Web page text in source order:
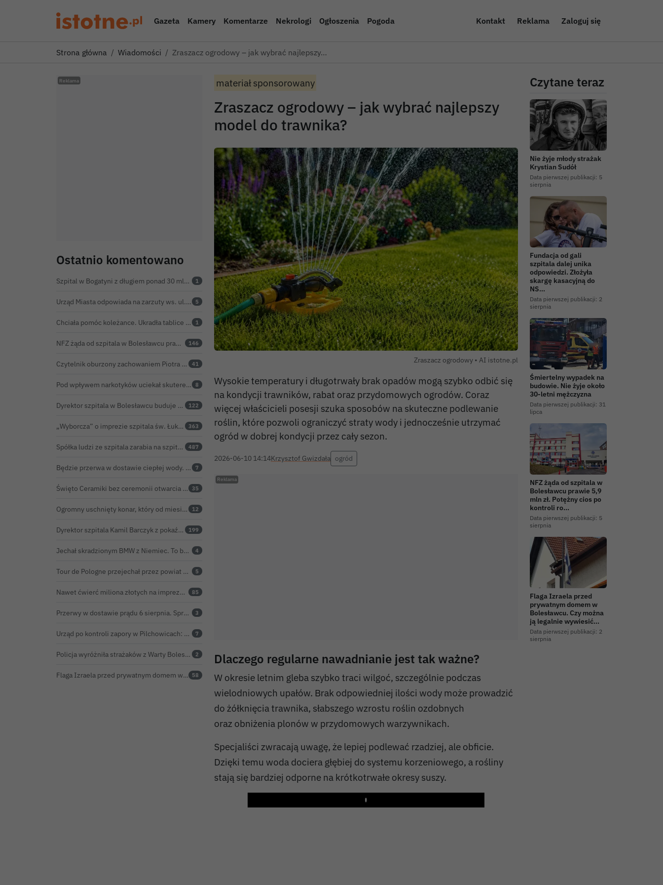
Gazeta Kamery Komentarze Nekrologi Ogłoszenia Pogoda Kontakt Reklama Zaloguj się
Strona główna Wiadomości Zraszacz ogrodowy – jak wybrać najlepszy…
Ostatnio komentowano
Szpital w Bogatyni z długiem ponad 30 mln zł. Ratunkiem ma być połączenie z Bolesławcem 1
Urząd Miasta odpowiada na zarzuty ws. ul. Sokolej. „Droga spełnia wszystkie normy” 5
Chciała pomóc koleżance. Ukradła tablice z... niewłaściwego samochodu 1
NFZ żąda od szpitala w Bolesławcu prawie 5,9 mln zł. Potężny cios po kontroli rozliczeń 146
Czytelnik oburzony zachowaniem Piotra Romana na rocznicy prezydentury Karola Nawrockiego. Obejrzeliśmy nagranie 41
Pod wpływem narkotyków uciekał skuterem. Pościg zakończył w polu kukurydzy 8
Dyrektor szpitala w Bolesławcu buduje medyczne imperium. „Gazeta Wyborcza” opisuje jego działalność w całej Polsce 122
„Wyborcza” o imprezie szpitala św. Łukasza: kontrowersyjna gala dla pracowników 363
Spółka ludzi ze szpitala zarabia na szpitalu w Bolesławcu. Kwoty pozostają tajne 487
Będzie przerwa w dostawie ciepłej wody. ZEC Bolesławiec zapowiada prace remontowe 7
Święto Ceramiki bez ceremonii otwarcia na dworcu. Co z obietnicą prezydenta Bolesławca? 35
Ogromny uschnięty konar, który od miesięcy zagrażał ludziom w Bolesławcu, wycięty 12
Dyrektor szpitala Kamil Barczyk z pokaźnym majątkiem 199
Jechał skradzionym BMW z Niemiec. To był dopiero początek problemów 33-latka 4
Tour de Pologne przejechał przez powiat bolesławiecki. Zobacz wideo z Zebrzydowej 5
Nawet ćwierć miliona złotych na imprezę restauratora. BOK nie chce ujawnić kosztów przed Świętem Ceramiki 85
Przerwy w dostawie prądu 6 sierpnia. Sprawdź, czy wyłączenia obejmą Twoją miejscowość 3
Urząd po kontroli zapory w Pilchowicach: 23,47 tony martwych ryb i zawiadomienie do prokuratury 7
Policja wyróżniła strażaków z Warty Bolesławieckiej. To efekt nocnej akcji, która zakończyła się sukcesem 2
Flaga Izraela przed prywatnym domem w Bolesławcu. Czy można ją legalnie wywiesić? 58
materiał sponsorowany
Zraszacz ogrodowy – jak wybrać najlepszy
model do trawnika?
Zraszacz ogrodowy • Autor zdjęcia:
AI istotne.pl
Wysokie temperatury i długotrwały brak opadów mogą szybko odbić się
na kondycji trawników, rabat oraz przydomowych ogrodów. Coraz
więcej właścicieli posesji szuka sposobów na skuteczne podlewanie
roślin, które pozwoli ograniczyć straty wody i jednocześnie utrzymać
ogród w dobrej kondycji przez cały sezon.
2026-06-10 14:14Krzysztof Gwizdała ogród
Dlaczego regularne nawadnianie jest tak ważne?
W okresie letnim gleba szybko traci wilgoć, szczególnie podczas
wielodniowych upałów. Brak odpowiedniej ilości wody może prowadzić
do żółknięcia trawnika, słabszego wzrostu roślin ozdobnych
oraz obniżenia plonów w przydomowych warzywnikach.
Specjaliści zwracają uwagę, że lepiej podlewać rzadziej, ale obficie.
Dzięki temu woda dociera głębiej do systemu korzeniowego, a rośliny
stają się bardziej odporne na krótkotrwałe okresy suszy.
Play
Czytane teraz
Nie żyje młody strażak
Krystian Sudół
Data pierwszej publikacji: 5
sierpnia
Fundacja od gali
szpitala dalej unika
odpowiedzi. Złożyła
skargę kasacyjną do
NS…
Data pierwszej publikacji: 2
sierpnia
Śmiertelny wypadek na
budowie. Nie żyje około
30-letni mężczyzna
Data pierwszej publikacji: 31
lipca
NFZ żąda od szpitala w
Bolesławcu prawie 5,9
mln zł. Potężny cios po
kontroli ro…
Data pierwszej publikacji: 5
sierpnia
Flaga Izraela przed
prywatnym domem w
Bolesławcu. Czy można
ją legalnie wywiesić…
Data pierwszej publikacji: 2
sierpnia